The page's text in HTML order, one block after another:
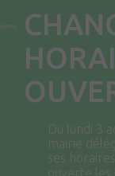
Du lundi 3
mairie
ses
ouverte les